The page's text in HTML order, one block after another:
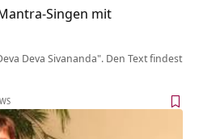
Singen mit
Deva Sivananda". Den Text findest